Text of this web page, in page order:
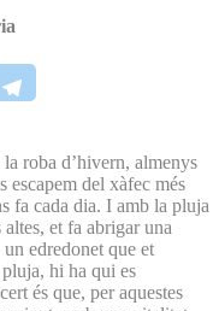
roba d’hivern, almenys
escapem del xàfec més
fa cada dia. I amb la pluja
et fa abrigar una
edredonet que et
hi ha qui es
és que, per aquestes